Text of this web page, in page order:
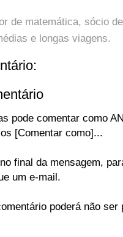
de matemática, sócio
e longas viagens.
pode comentar como
[Comentar como]...
final da mensagem,
um e-mail.
poderá não ser